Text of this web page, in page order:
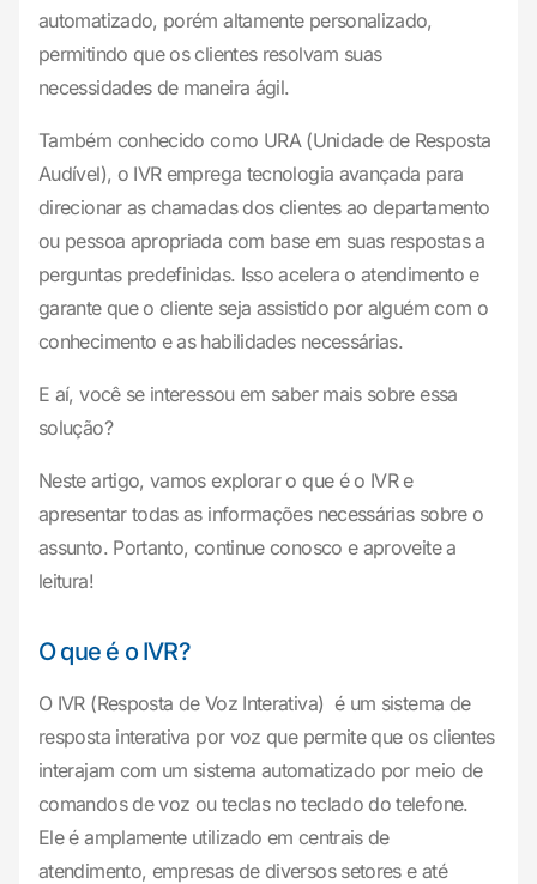
automatizado, porém altamente personalizado,
permitindo que os clientes resolvam suas
necessidades de maneira ágil.
Também conhecido como URA (Unidade de Resposta
Audível), o IVR emprega tecnologia avançada para
direcionar as chamadas dos clientes ao departamento
ou pessoa apropriada com base em suas respostas a
perguntas predefinidas. Isso acelera o atendimento e
garante que o cliente seja assistido por alguém com o
conhecimento e as habilidades necessárias.
E aí, você se interessou em saber mais sobre essa
solução?
Neste artigo, vamos explorar o que é o IVR e
apresentar todas as informações necessárias sobre o
assunto. Portanto, continue conosco e aproveite a
leitura!
O que é o IVR?
O IVR (Resposta de Voz Interativa) é um sistema de
resposta interativa por voz que permite que os clientes
interajam com um sistema automatizado por meio de
comandos de voz ou teclas no teclado do telefone.
Ele é amplamente utilizado em centrais de
atendimento, empresas de diversos setores e até